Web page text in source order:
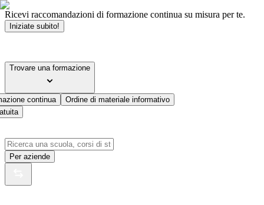
Ricevi raccomandazioni di formazione continua su misura per te.
Iniziate subito!
Trovare una formazione
continua
Ordine di materiale informativo
Per aziende